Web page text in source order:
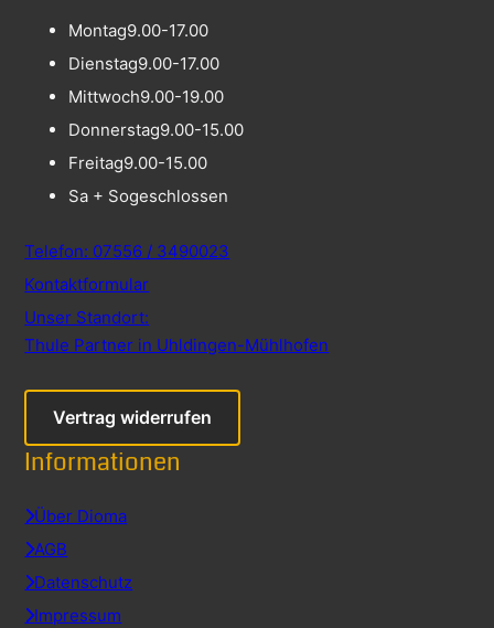
Montag9.00-17.00
Dienstag9.00-17.00
Mittwoch9.00-19.00
Donnerstag9.00-15.00
Freitag9.00-15.00
Sa + Sogeschlossen
Telefon: 07556 / 3490023
Kontaktformular
Unser Standort:
Thule Partner in Uhldingen-Mühlhofen
Vertrag widerrufen
Informationen
Über Dioma
AGB
Datenschutz
Impressum